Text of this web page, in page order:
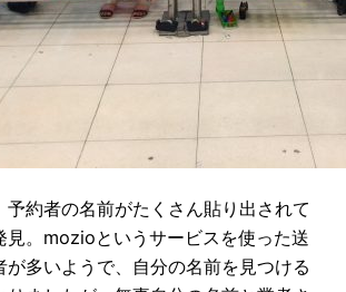
予約者の名前がたくさん貼り出されて
見。mozioというサービスを使った送
が多いようで、自分の名前を見つける